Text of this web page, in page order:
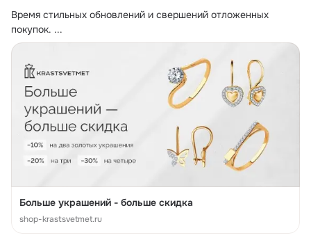
Время стильных обновлений и свершений отложенных
покупок. ...
Больше украшений - больше скидка
shop-krastsvetmet.ru